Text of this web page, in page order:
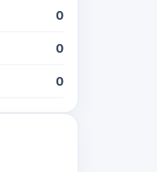
0
0
0